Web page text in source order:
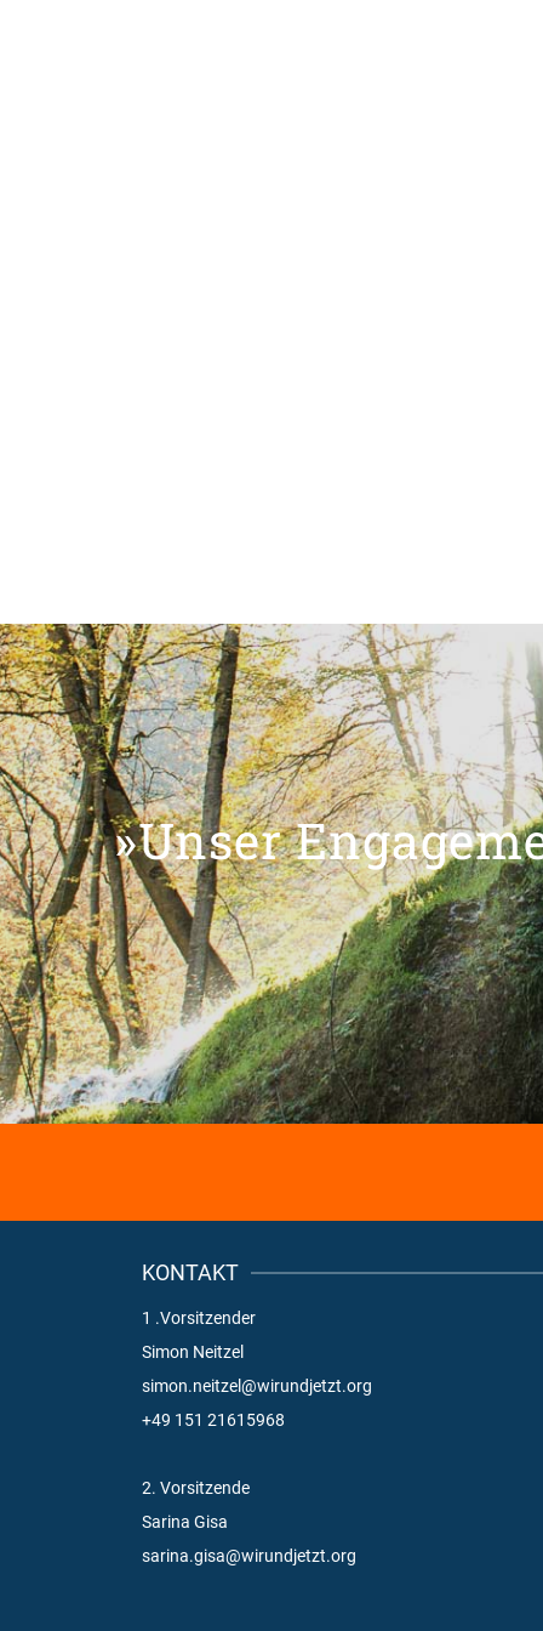
»Unser
KONTAKT
1 .Vorsitzender
Simon Neitzel
simon.neitzel@wirundjetzt.org
+49 151 21615968
2. Vorsitzende
Sarina Gisa
sarina.gisa@wirundjetzt.org